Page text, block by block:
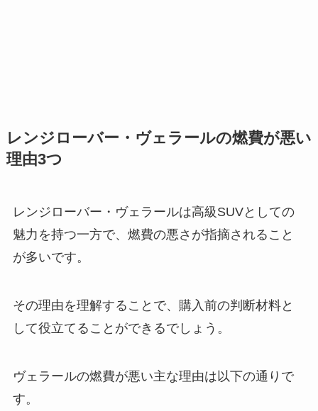
レンジローバー・ヴェラールの燃費が悪い
理由3つ
レンジローバー・ヴェラールは高級SUVとしての
魅力を持つ一方で、燃費の悪さが指摘されること
が多いです。
その理由を理解することで、購入前の判断材料と
して役立てることができるでしょう。
ヴェラールの燃費が悪い主な理由は以下の通りで
す。